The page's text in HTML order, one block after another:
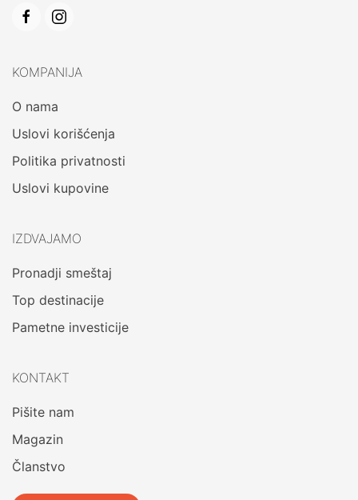
KOMPANIJA
O nama
Uslovi korišćenja
Politika privatnosti
Uslovi kupovine
IZDVAJAMO
Pronadji smeštaj
Top destinacije
Pametne investicije
KONTAKT
Pišite nam
Magazin
Članstvo